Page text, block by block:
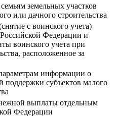
земельных участков
или дачного строительства
с воинского учета)
Федерации и
воинского учета при
расположенное за
информации о
поддержки субъектов малого
выплаты отдельным
Федерации